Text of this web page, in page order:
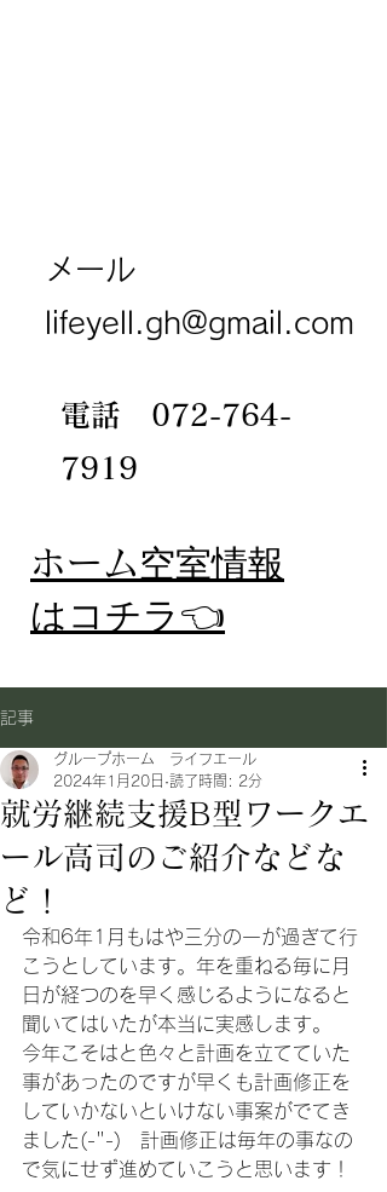
メール
lifeyell.gh@gmail.com
電話 072-764-
7919
​ホーム空室情報
​はコチラ👈
記事
就労継続支援B型ワークエ
ール高司のご紹介などな
ど！
グループホーム ライフエール
2024年1月20日 読了時間: 2分
令和6年1月もはや三分の一が過ぎて行
こうとしています。年を重ねる毎に月
日が経つのを早く感じるようになると
聞いてはいたが本当に実感します。
今年こそはと色々と計画を立てていた
事があったのですが早くも計画修正を
していかないといけない事案がでてき
ました(-"-)　計画修正は毎年の事なの
で気にせず進めていこうと思います！